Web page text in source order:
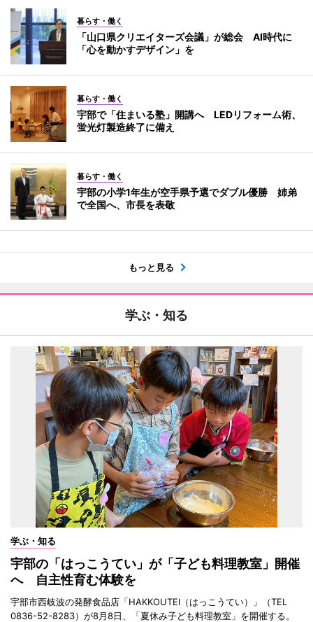
暮らす・働く
「山口県クリエイターズ会議」が総会 AI時代に
「心を動かすデザイン」を
暮らす・働く
宇部で「住まいる塾」開講へ LEDリフォーム術、
蛍光灯製造終了に備え
暮らす・働く
宇部の小学1年生が空手県予選でダブル優勝 姉弟
で全国へ、市長を表敬
もっと見る
学ぶ・知る
学ぶ・知る
宇部の「はっこうてい」が「子ども料理教室」開催
へ 自主性育む体験を
宇部市西岐波の発酵食品店「HAKKOUTEI（はっこうてい）」（TEL
0836-52-8283）が8月8日、「夏休み子ども料理教室」を開催する。